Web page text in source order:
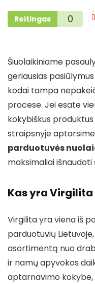
Reitingas 0
Šiuolaikiniame
geriausias
kodai tampa
procese. Jei esate
kokybiškus
straipsnyje
parduotuvės
maksimaliai
Kas yra
Virgilita yra viena iš
parduotuvių
asortimentą nuo
ir namų apyvokos
aptarnavimo